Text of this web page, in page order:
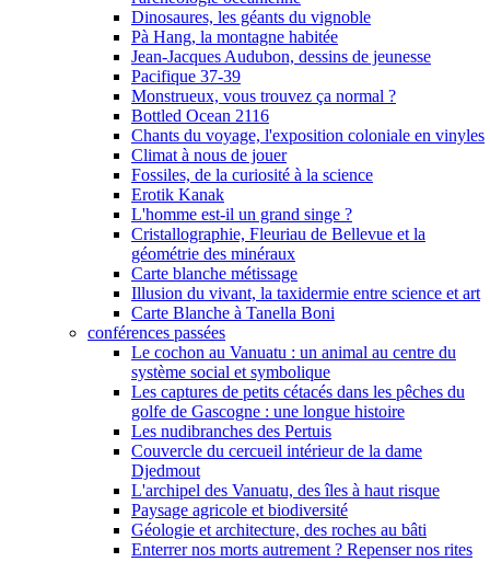
Dinosaures, les géants du vignoble
Pà Hang, la montagne habitée
Jean-Jacques Audubon, dessins de jeunesse
Pacifique 37-39
Monstrueux, vous trouvez ça normal ?
Bottled Ocean 2116
Chants du voyage, l'exposition coloniale en vinyles
Climat à nous de jouer
Fossiles, de la curiosité à la science
Erotik Kanak
L'homme est-il un grand singe ?
Cristallographie, Fleuriau de Bellevue et la
géométrie des minéraux
Carte blanche métissage
Illusion du vivant, la taxidermie entre science et art
Carte Blanche à Tanella Boni
conférences passées
Le cochon au Vanuatu : un animal au centre du
système social et symbolique
Les captures de petits cétacés dans les pêches du
golfe de Gascogne : une longue histoire
Les nudibranches des Pertuis
Couvercle du cercueil intérieur de la dame
Djedmout
L'archipel des Vanuatu, des îles à haut risque
Paysage agricole et biodiversité
Géologie et architecture, des roches au bâti
Enterrer nos morts autrement ? Repenser nos rites